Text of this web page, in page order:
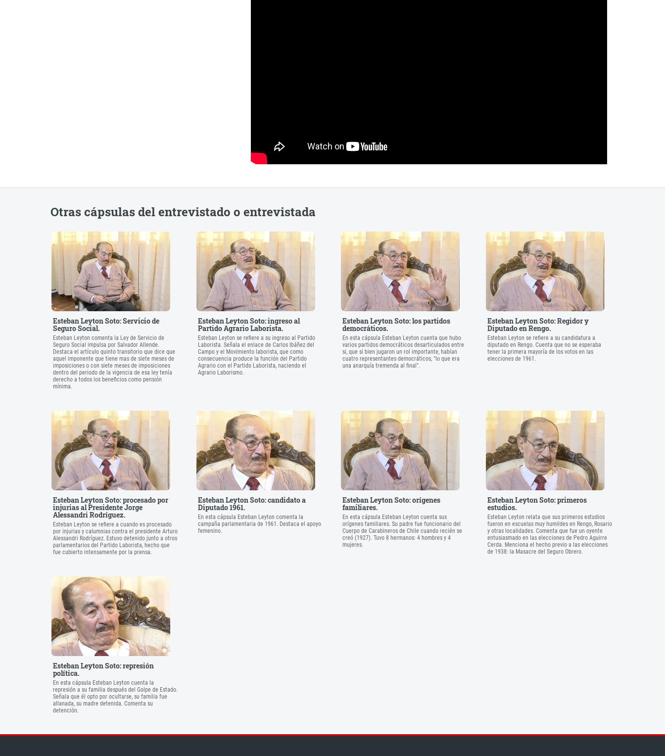
Otras cápsulas del entrevistado o entrevistada
Esteban Leyton Soto: Servicio de
Seguro Social.
Esteban Leyton comenta la Ley de Servicio de
Seguro Social impulsa por Salvador Allende.
Destaca el artículo quinto transitorio que dice que
aquel imponente que tiene mas de siete meses de
imposiciones o con siete meses de imposiciones
dentro del periodo de la vigencia de esa ley tenía
derecho a todos los beneficios como pensión
mínima.
Esteban Leyton Soto: ingreso al
Partido Agrario Laborista.
Esteban Leyton se refiere a su ingreso al Partido
Laborista. Señala el enlace de Carlos Ibáñez del
Campo y el Movimiento laborista, que como
consecuencia produce la función del Partido
Agrario con el Partido Laborista, naciendo el
Agrario Laborismo.
Esteban Leyton Soto: los partidos
democráticos.
En esta cápsula Esteban Leyton cuenta que hubo
varios partidos democráticos desarticulados entre
si, que si bien jugaron un rol importante, habían
cuatro representantes democráticos, "lo que era
una anarquía tremenda al final".
Esteban Leyton Soto: Regidor y
Diputado en Rengo.
Esteban Leyton se refiere a su candidatura a
diputado en Rengo. Cuenta que no se esperaba
tener la primera mayoría de los votos en las
elecciones de 1961.
Esteban Leyton Soto: procesado por
injurias al Presidente Jorge
Alessandri Rodríguez.
Esteban Leyton se refiere a cuando es procesado
por injurias y calumnias contra el presidente Arturo
Alessandri Rodríguez. Estuvo detenido junto a otros
parlamentarios del Partido Laborista, hecho que
fue cubierto intensamente por la prensa.
Esteban Leyton Soto: candidato a
Diputado 1961.
En esta cápsula Esteban Leyton comenta la
campaña parlamentaria de 1961. Destaca el apoyo
femenino.
Esteban Leyton Soto: orígenes
familiares.
En esta cápsula Esteban Leyton cuenta sus
orígenes familiares. Su padre fue funcionario del
Cuerpo de Carabineros de Chile cuando recién se
creó (1927). Tuvo 8 hermanos: 4 hombres y 4
mujeres.
Esteban Leyton Soto: primeros
estudios.
Esteban Leyton relata que sus primeros estudios
fueron en escuelas muy humildes en Rengo, Rosario
y otras localidades. Comenta que fue un oyente
entusiasmado en las elecciones de Pedro Aguirre
Cerda. Menciona el hecho previo a las elecciones
de 1938: la Masacre del Seguro Obrero.
Esteban Leyton Soto: represión
política.
En esta cápsula Esteban Leyton cuenta la
represión a su familia después del Golpe de Estado.
Señala que él opto por ocultarse, su familia fue
allanada, su madre detenida. Comenta su
detención.